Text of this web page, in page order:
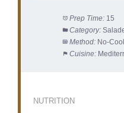
Prep Time: 15
Category:
Method: No-
Cuisine:
NUTRITION